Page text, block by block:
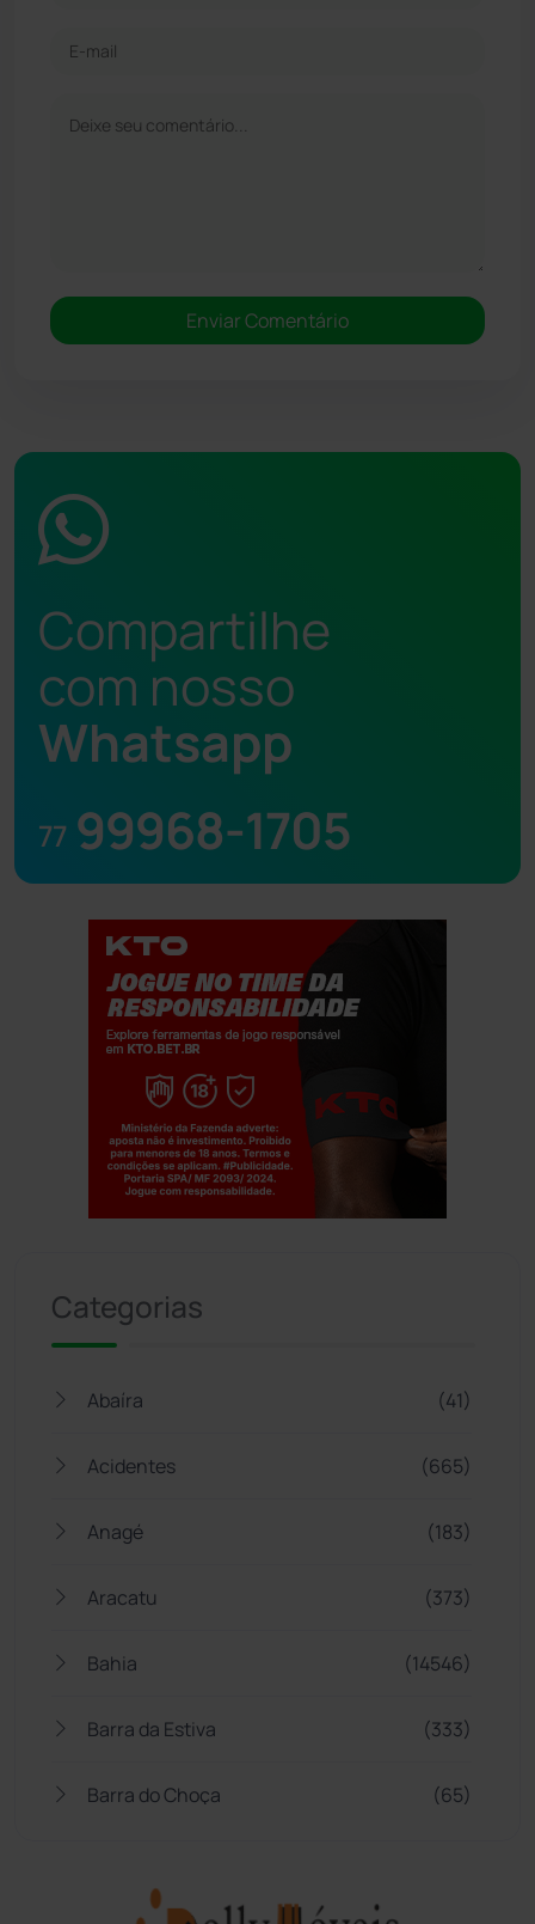
Compartilhe
com nosso
Whatsapp
77 99968-1705
Categorias
Abaíra (41)
Acidentes (665)
Anagé (183)
Aracatu (373)
Bahia (14546)
Barra da Estiva (333)
Barra do Choça (65)